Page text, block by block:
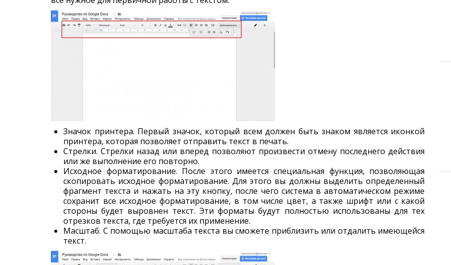
Значок принтера. Первый значок, который всем должен быть знаком является иконкой
принтера, которая позволяет отправить текст в печать.
Стрелки. Стрелки назад или вперед позволяют произвести отмену последнего действия
или же выполнение его повторно.
Исходное форматирование. После этого имеется специальная функция, позволяющая
скопировать исходное форматирование. Для этого вы должны выделить определенный
фрагмент текста и нажать на эту кнопку, после чего система в автоматическом режиме
сохранит все исходное форматирование, в том числе цвет, а также шрифт или с какой
стороны будет выровнен текст. Эти форматы будут полностью использованы для тех
отрезков текста, где требуется их применение.
Масштаб. С помощью масштаба текста вы сможете приблизить или отдалить имеющейся
текст.